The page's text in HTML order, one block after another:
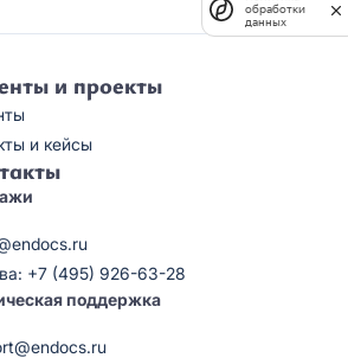
и проекты
и кейсы
+7 (495) 926-63-28
поддержка
обработки
данных